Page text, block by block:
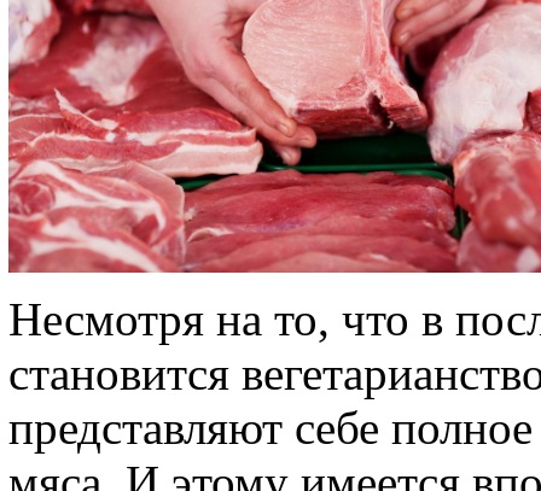
Несмотря на то, что в
становится
представляют себе